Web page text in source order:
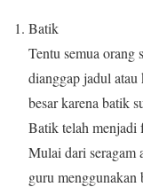
Batik
Tentu semua orang
dianggap jadul atau
besar karena batik
Batik telah menjadi
Mulai dari seragam
guru menggunakan